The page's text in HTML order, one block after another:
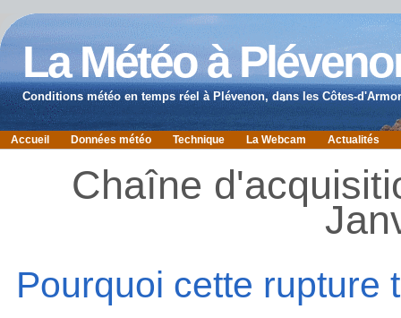
La Météo à
Conditions météo en temps réel à Plévenon, dans les Côtes-
Accueil Données météo Technique La Webcam Actualités
Chaîne
Pourquoi cette rupture